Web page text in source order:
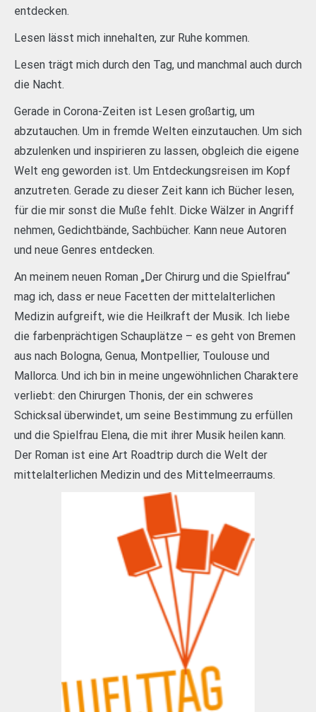
entdecken.
Lesen lässt mich innehalten, zur Ruhe kommen.
Lesen trägt mich durch den Tag, und manchmal auch durch
die Nacht.
Gerade in Corona-Zeiten ist Lesen großartig, um
abzutauchen. Um in fremde Welten einzutauchen. Um sich
abzulenken und inspirieren zu lassen, obgleich die eigene
Welt eng geworden ist. Um Entdeckungsreisen im Kopf
anzutreten. Gerade zu dieser Zeit kann ich Bücher lesen,
für die mir sonst die Muße fehlt. Dicke Wälzer in Angriff
nehmen, Gedichtbände, Sachbücher. Kann neue Autoren
und neue Genres entdecken.
An meinem neuen Roman „Der Chirurg und die Spielfrau“
mag ich, dass er neue Facetten der mittelalterlichen
Medizin aufgreift, wie die Heilkraft der Musik. Ich liebe
die farbenprächtigen Schauplätze – es geht von Bremen
aus nach Bologna, Genua, Montpellier, Toulouse und
Mallorca. Und ich bin in meine ungewöhnlichen Charaktere
verliebt: den Chirurgen Thonis, der ein schweres
Schicksal überwindet, um seine Bestimmung zu erfüllen
und die Spielfrau Elena, die mit ihrer Musik heilen kann.
Der Roman ist eine Art Roadtrip durch die Welt der
mittelalterlichen Medizin und des Mittelmeerraums.